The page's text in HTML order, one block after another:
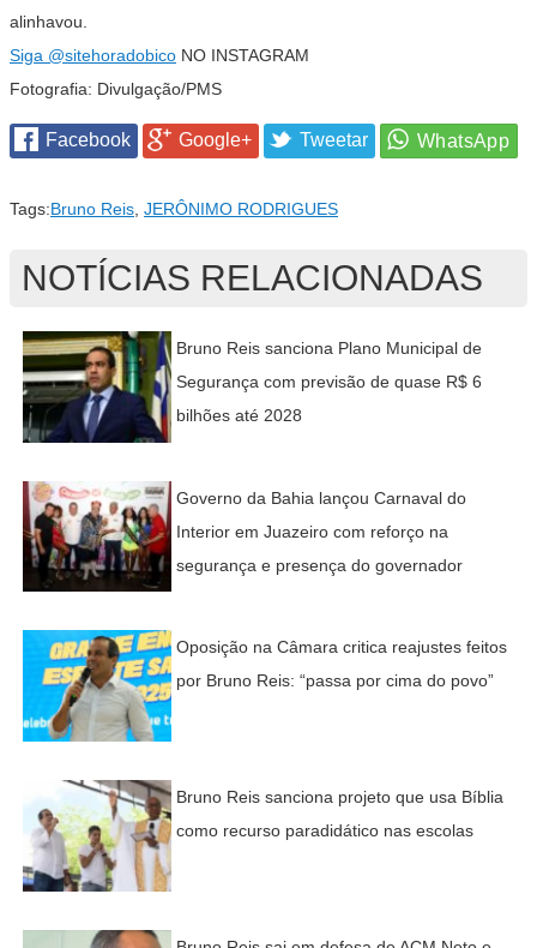
alinhavou.
Siga @sitehoradobico NO INSTAGRAM
Fotografia: Divulgação/PMS
Facebook Google+ Tweetar
Tags:Bruno Reis JERÔNIMO RODRIGUES
NOTÍCIAS RELACIONADAS
Bruno Reis sanciona Plano Municipal de
Segurança com previsão de quase R$ 6
bilhões até 2028
Governo da Bahia lançou Carnaval do
Interior em Juazeiro com reforço na
segurança e presença do governador
Oposição na Câmara critica reajustes feitos
por Bruno Reis: “passa por cima do povo”
Bruno Reis sanciona projeto que usa Bíblia
como recurso paradidático nas escolas